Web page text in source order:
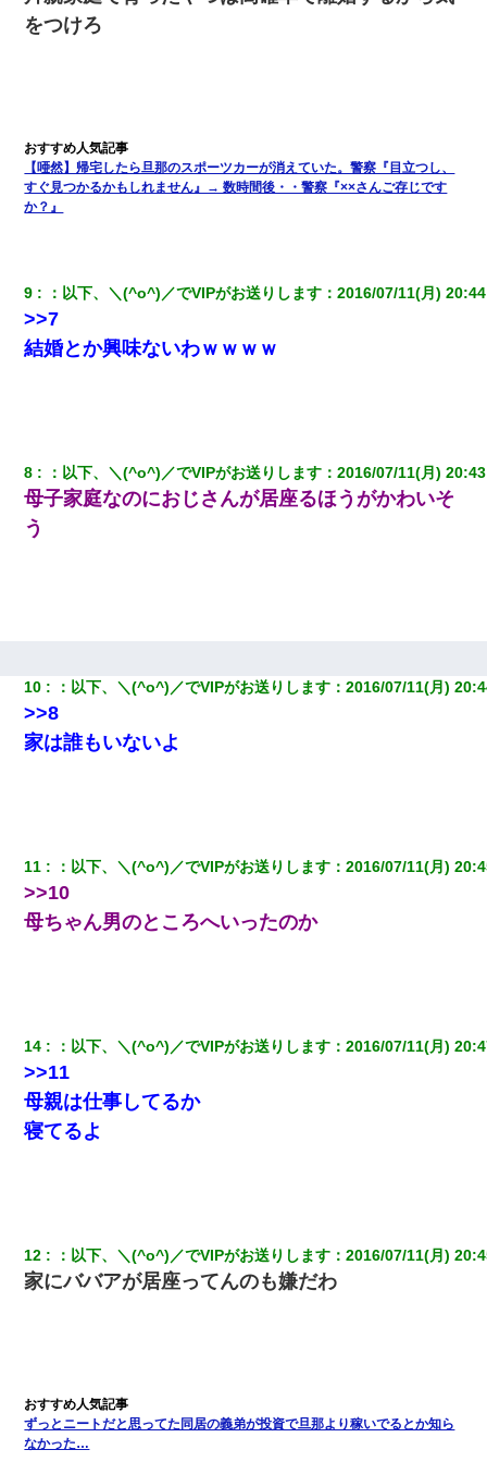
嫁を半身不随にしやがった恨みは、正直こんなもんじゃ晴れな
い）
居酒屋にて。兄の紹介者「お酒飲みなって」私「未成年なので無
理です！」酷すぎるワードの連発で、耐えきれず店員に5千円を渡
し「お勘定です。逃がして下さい」その後、録音内容を父に聞か
せたら...
友人とふたりで山口に旅行した時の事。レンタカーを借りて山の
中の道を走っていたら、突然ガガッ！って音がして…
彼女にプロポーズしてOK貰った俺、告げられた結婚条件にブチ切
れて無事婚約破棄・・・
見合いにて。嫁「はじめまして」俺「失礼ですが○○さんご本人で
【復讐】義兄嫁「生活費、足りない分を貸してほしい」私「貸す
わけないでしょｗｗｗｗ」→ 理由を話したら泣き出して・・私
（あまりにも希望通り）
義兄嫁が義実家で「コロナ陽性だったからこのまま療養させて下
さい」と言い出してド修羅場になった
義兄嫁「娘が大学に入ったら下宿させて」私「しつこい、学校斡
嫁に不倫されたから嫁と不倫相手に1000万の慰謝料請求した
私（23）冗談のつもりで上司（27）に胸を揉ませた結果・・・
嘘をついてフリン旅行へ出かけた嫁→翌日、嫁「ただいま～」旦
那「娘がシんだよ。何度も連絡したのに…」嫁「えっ」→なん
と・・・
デパートの外商『私さんだと名乗る女が、ツケで宝石を買おうと
していて…』私「！？」→ 翌日。ママ友たちの様子が微妙におか
をつけろ
【唖然】帰宅したら旦那のスポーツカーが消えていた。警察『目立つし、
すぐ見つかるかもしれません』→ 数時間後・・警察『××さんご存じです
か？』
9 ： 以下、＼(^o^)／でVIPがお送りします ：2016/07/11(月)
>>7
結婚とか興味ないわｗｗｗｗ
8 ： 以下、＼(^o^)／でVIPがお送りします ：2016/07/11(月)
母子家庭なのにおじさんが居座るほうがかわいそ
う
10 ： 以下、＼(^o^)／でVIPがお送りします ：2016/07/11(月)
>>8
家は誰もいないよ
11 ： 以下、＼(^o^)／でVIPがお送りします ：2016/07/11(月)
>>10
母ちゃん男のところへいったのか
14 ： 以下、＼(^o^)／でVIPがお送りします ：2016/07/11(月)
>>11
母親は仕事してるか
寝てるよ
12 ： 以下、＼(^o^)／でVIPがお送りします ：2016/07/11(月)
家にババアが居座ってんのも嫌だわ
ずっとニートだと思ってた同居の義弟が投資で旦那より稼いでるとか知ら
なかった…